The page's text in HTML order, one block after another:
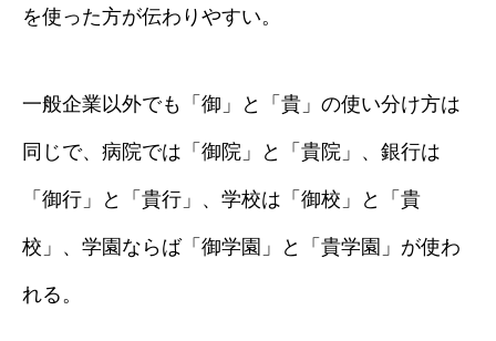
を使った方が伝わりやすい。
一般企業以外でも「御」と「貴」の使い分け方は
同じで、病院では「御院」と「貴院」、銀行は
「御行」と「貴行」、学校は「御校」と「貴
校」、学園ならば「御学園」と「貴学園」が使わ
れる。